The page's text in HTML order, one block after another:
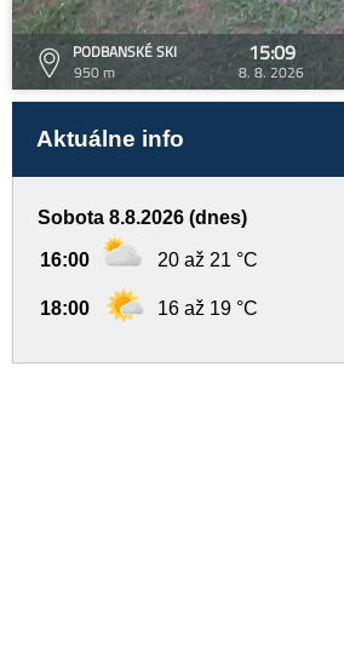
PODBANSKÉ SKI
950 m
15:09
8. 8. 2026
Aktuálne info
Sobota 8.8.2026 (dnes)
16:00 20 až 21 °C
18:00 16 až 19 °C